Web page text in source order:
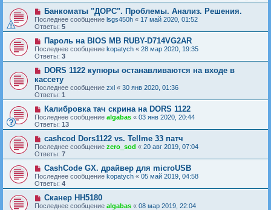
Банкоматы "ДОРС". Проблемы. Анализ. Решения.
Последнее сообщение lsgs450h « 17 май 2020, 01:52
Ответы: 5
Пароль на BIOS MB RUBY-D714VG2AR
Последнее сообщение kopatych « 28 мар 2020, 19:35
Ответы: 3
DORS 1122 купюры останавливаются на входе в
кассету
Последнее сообщение zxl « 30 янв 2020, 01:36
Ответы: 1
Калибровка тач скрина на DORS 1122
Последнее сообщение algabas « 03 янв 2020, 20:44
Ответы: 13
cashcod Dors1122 vs. Tellme 33 патч
Последнее сообщение zero_sod « 20 авг 2019, 07:04
Ответы: 7
CashCode GX. драйвер для microUSB
Последнее сообщение kopatych « 05 май 2019, 04:58
Ответы: 4
Сканер HH5180
Последнее сообщение algabas « 08 мар 2019, 22:04